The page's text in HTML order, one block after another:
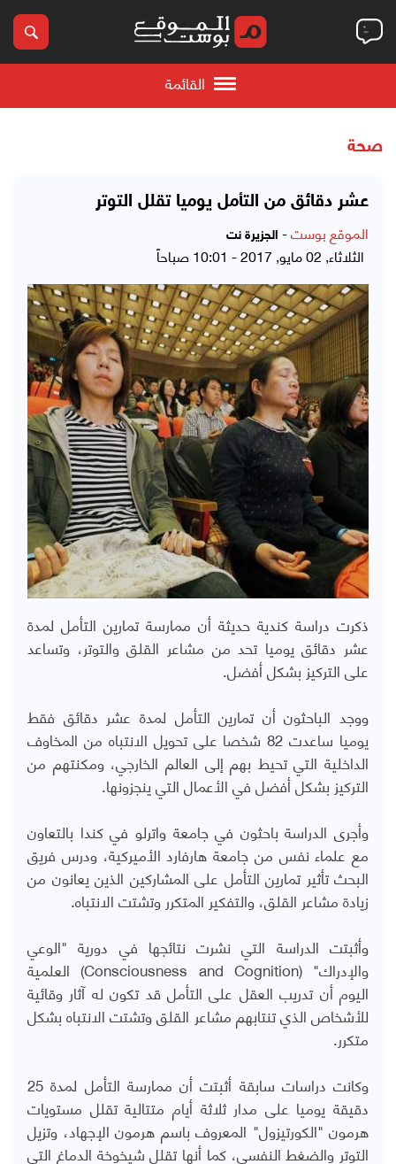
القائمة
صحة
عشر دقائق من التأمل يوميا تقلل التوتر
الموقع بوست- الجزيرة نت
الثلاثاء, 02 مايو, 2017 - 10:01 صباحاً
ذكرت دراسة كندية حديثة أن ممارسة تمارين التأمل لمدة
عشر دقائق يوميا تحد من مشاعر القلق والتوتر، وتساعد
على التركيز بشكل أفضل.
ووجد الباحثون أن تمارين التأمل لمدة عشر دقائق فقط
يوميا ساعدت 82 شخصا على تحويل الانتباه من المخاوف
الداخلية التي تحيط بهم إلى العالم الخارجي، ومكنتهم من
التركيز بشكل أفضل في الأعمال التي ينجزونها.
وأجرى الدراسة باحثون في جامعة واترلو في كندا بالتعاون
مع علماء نفس من جامعة هارفارد الأميركية، ودرس فريق
البحث تأثير تمارين التأمل على المشاركين الذين يعانون من
زيادة مشاعر القلق، والتفكير المتكرر وتشتت الانتباه.
وأثبتت الدراسة التي نشرت نتائجها في دورية "الوعي
والإدراك" (Consciousness and Cognition) العلمية
اليوم أن تدريب العقل على التأمل قد تكون له آثار وقائية
للأشخاص الذي تنتابهم مشاعر القلق وتشتت الانتباه بشكل
متكرر.
وكانت دراسات سابقة أثبتت أن ممارسة التأمل لمدة 25
دقيقة يوميا على مدار ثلاثة أيام متتالية تقلل مستويات
هرمون "الكورتيزول" المعروف باسم هرمون الإجهاد، وتزيل
التوتر والضغط النفسي، كما أنها تقلل شيخوخة الدماغ التي